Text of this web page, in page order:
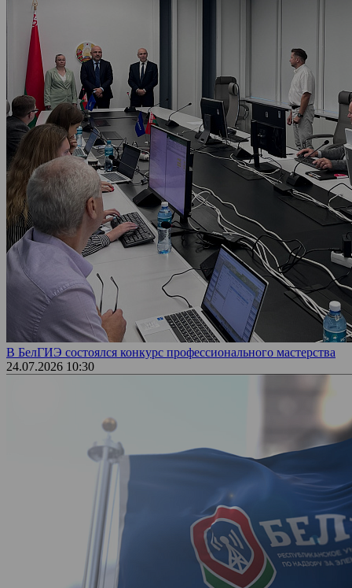
В БелГИЭ состоялся конкурс профессионального мастерства
24.07.2026 10:30